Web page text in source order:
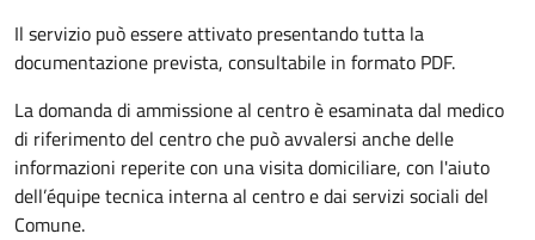
Il servizio può essere attivato presentando tutta la
documentazione prevista, consultabile in formato PDF.
La domanda di ammissione al centro è esaminata dal medico
di riferimento del centro che può avvalersi anche delle
informazioni reperite con una visita domiciliare, con l'aiuto
dell’équipe tecnica interna al centro e dai servizi sociali del
Comune.